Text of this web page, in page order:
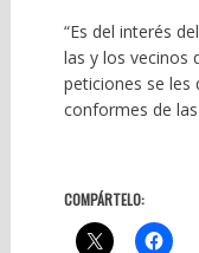
“Es del interés
las y los vecinos
peticiones se les
conformes de
COMPÁRTELO: